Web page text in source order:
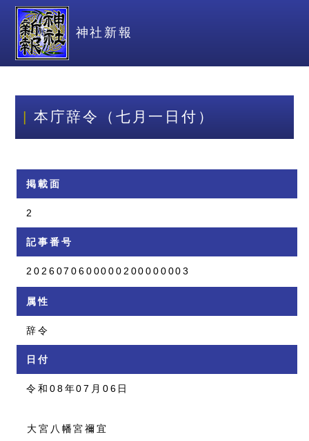
神社新報
本庁辞令（七月一日付）
掲載面
2
記事番号
2026070600000200000003
属性
辞令
日付
令和08年07月06日
大宮八幡宮禰宜